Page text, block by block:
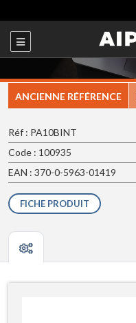
ANCIENNE RÉFÉRENCE
Réf : PA10BINT
Code : 100935
EAN : 370-0-5963-01419
FICHE PRODUIT